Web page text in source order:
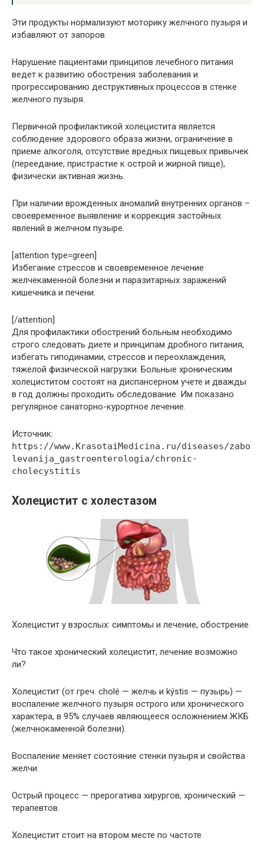
Эти продукты нормализуют моторику желчного пузыря и
избавляют от запоров.
Нарушение пациентами принципов лечебного питания
ведет к развитию обострения заболевания и
прогрессированию деструктивных процессов в стенке
желчного пузыря.
Первичной профилактикой холецистита является
соблюдение здорового образа жизни, ограничение в
приеме алкоголя, отсутствие вредных пищевых привычек
(переедание, пристрастие к острой и жирной пище),
физически активная жизнь.
При наличии врожденных аномалий внутренних органов –
своевременное выявление и коррекция застойных
явлений в желчном пузыре.
[attention type=green]
Избегание стрессов и своевременное лечение
желчекаменной болезни и паразитарных заражений
кишечника и печени.
[/attention]
Для профилактики обострений больным необходимо
строго следовать диете и принципам дробного питания,
избегать гиподинамии, стрессов и переохлаждения,
тяжелой физической нагрузки. Больные хроническим
холециститом состоят на диспансерном учете и дважды
в год должны проходить обследование. Им показано
регулярное санаторно-курортное лечение.
Источник:
https://www.KrasotaiMedicina.ru/diseases/zabo
levanija_gastroenterologia/chronic-
cholecystitis
Холецистит с холестазом
Холецистит у взрослых: симптомы и лечение, обострение.
Что такое хронический холецистит, лечение возможно
ли?
Холецистит (от греч. cholé — желчь и kýstis — пузырь) —
воспаление желчного пузыря острого или хронического
характера, в 95% случаев являющееся осложнением ЖКБ
(желчнокаменной болезни).
Воспаление меняет состояние стенки пузыря и свойства
желчи.
Острый процесс — прерогатива хирургов, хронический —
терапевтов.
Холецистит стоит на втором месте по частоте